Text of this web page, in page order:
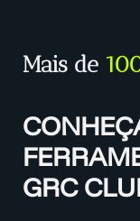
Mais de
GRC